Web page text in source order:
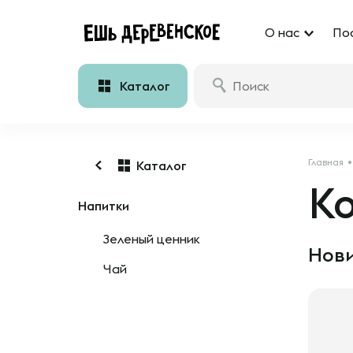
О нас
Каталог
Каталог
Напитки
Зеленый ценник
Чай
Главная